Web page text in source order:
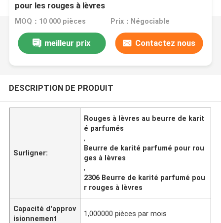
pour les rouges à lèvres
MOQ：10 000 pièces Prix：Négociable
meilleur prix Contactez nous
DESCRIPTION DE PRODUIT
Surligner:
Rouges à lèvres au beurre de karit
é parfumés
,
Beurre de karité parfumé pour rou
ges à lèvres
,
2306 Beurre de karité parfumé pou
r rouges à lèvres
Capacité d'approv
isionnement
1,000000 pièces par mois